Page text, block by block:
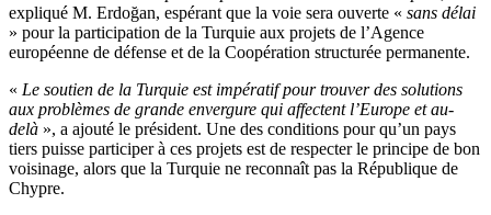
expliqué M. Erdoğan, espérant que la voie sera ouverte « sans délai
» pour la participation de la Turquie aux projets de l’Agence
européenne de défense et de la Coopération structurée permanente.
« Le soutien de la Turquie est impératif pour trouver des solutions
aux problèmes de grande envergure qui affectent l’Europe et au-
delà », a ajouté le président. Une des conditions pour qu’un pays
tiers puisse participer à ces projets est de respecter le principe de bon
voisinage, alors que la Turquie ne reconnaît pas la République de
Chypre.